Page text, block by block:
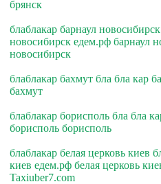
брянск
блаблакар барнаул
новосибирск едем.рф барнаул
новосибирск
блаблакар бахмут бла бла кар
бахмут
блаблакар борисполь бла бла
борисполь борисполь
блаблакар белая церковь киев
киев едем.рф белая церковь
Taxiuber7.com